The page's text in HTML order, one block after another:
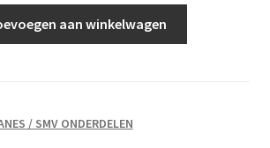
aan winkelwagen
/ SMV ONDERDELEN